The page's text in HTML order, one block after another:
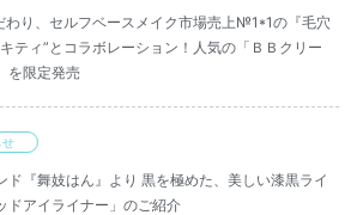
わり、セルフベースメイク市場売上№1*1の『毛穴
ティ”とコラボレーション！人気の「ＢＢクリー
を限定発売
せ
ド『舞妓はん』より 黒を極めた、美しい漆黒ライ
ドアイライナー」のご紹介